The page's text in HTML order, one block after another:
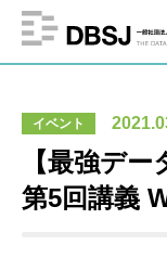
イベント
【最強デ
第5回講義